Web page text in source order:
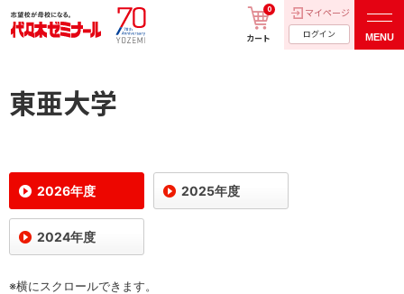
カート
0 マイページ
ログイン MENU
東亜大学
2026年度 2025年度
2024年度
※横にスクロールできます。